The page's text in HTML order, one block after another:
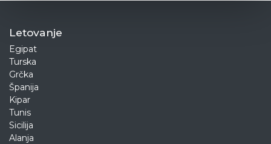
Letovanje
Egipat
Turska
Grčka
Španija
Kipar
Tunis
Sicilija
Alanja